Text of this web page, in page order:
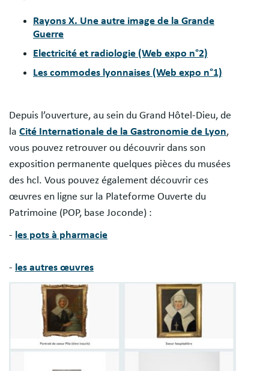
Rayons X. Une autre image de la Grande
Guerre
Electricité et radiologie (Web expo n°2)
Les commodes lyonnaises (Web expo n°1)
Depuis l’ouverture, au sein du Grand Hôtel-Dieu, de
la Cité Internationale de la Gastronomie de Lyon,
vous pouvez retrouver ou découvrir dans son
exposition permanente quelques pièces du musées
des hcl. Vous pouvez également découvrir ces
œuvres en ligne sur la Plateforme Ouverte du
Patrimoine (POP, base Joconde) :
- les pots à pharmacie
- les autres œuvres